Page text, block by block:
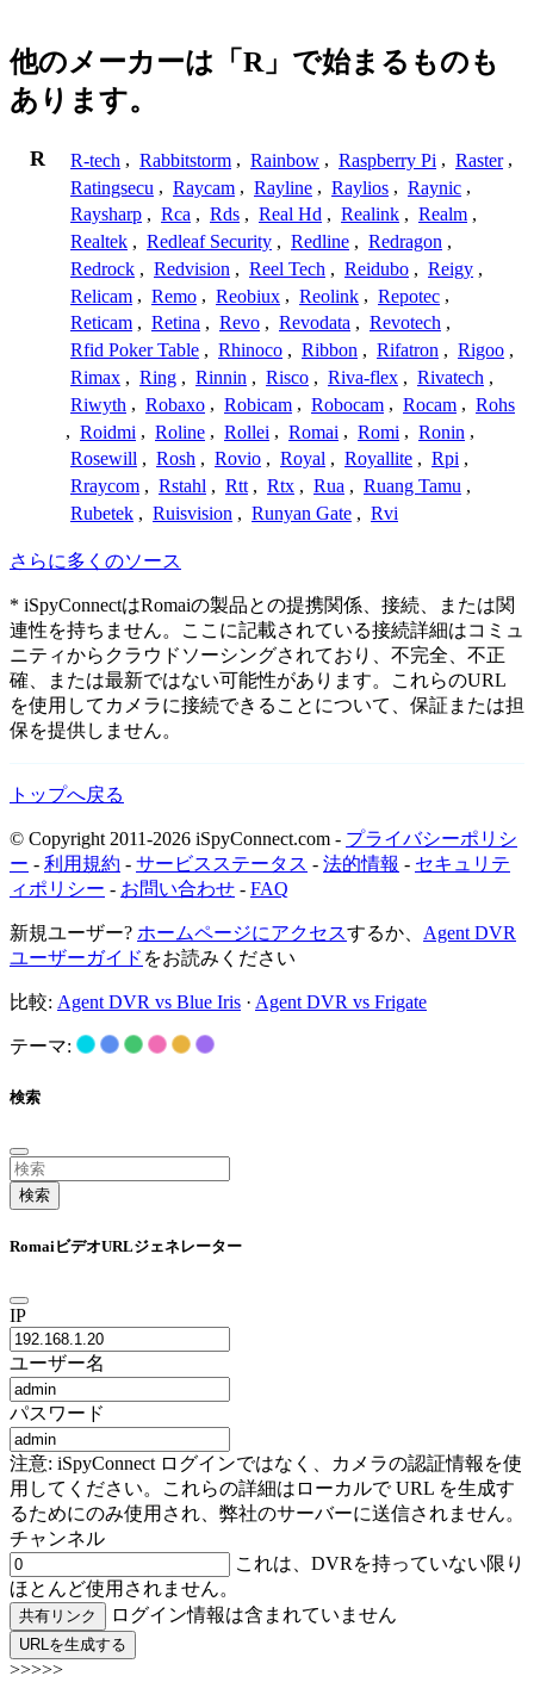
他のメーカーは「R」で始まるものも
あります。
R R-tech , Rabbitstorm , Rainbow , Raspberry Pi , Raster ,
Ratingsecu , Raycam , Rayline , Raylios , Raynic ,
Raysharp , Rca , Rds , Real Hd , Realink , Realm ,
Realtek , Redleaf Security , Redline , Redragon ,
Redrock , Redvision , Reel Tech , Reidubo , Reigy ,
Relicam , Remo , Reobiux , Reolink , Repotec ,
Reticam , Retina , Revo , Revodata , Revotech ,
Rfid Poker Table , Rhinoco , Ribbon , Rifatron , Rigoo ,
Rimax , Ring , Rinnin , Risco , Riva-flex , Rivatech ,
Riwyth , Robaxo , Robicam , Robocam , Rocam , Rohs
, Roidmi , Roline , Rollei , Romai , Romi , Ronin ,
Rosewill , Rosh , Rovio , Royal , Royallite , Rpi ,
Rraycom , Rstahl , Rtt , Rtx , Rua , Ruang Tamu ,
Rubetek , Ruisvision , Runyan Gate , Rvi
さらに多くのソース
* iSpyConnectはRomaiの製品との提携関係、接続、または関
連性を持ちません。ここに記載されている接続詳細はコミュ
ニティからクラウドソーシングされており、不完全、不正
確、または最新ではない可能性があります。これらのURL
を使用してカメラに接続できることについて、保証または担
保を提供しません。
トップへ戻る
© Copyright 2011-2026 iSpyConnect.com - プライバシーポリシ
ー - 利用規約 - サービスステータス - 法的情報 - セキュリテ
ィポリシー - お問い合わせ - FAQ
新規ユーザー? ホームページにアクセスするか、 Agent DVR
ユーザーガイド をお読みください
比較: Agent DVR vs Blue Iris · Agent DVR vs Frigate
テーマ:
検索
検索
RomaiビデオURLジェネレーター
IP
ユーザー名
パスワード
注意: iSpyConnect ログインではなく、カメラの認証情報を使
用してください。これらの詳細はローカルで URL を生成す
るためにのみ使用され、弊社のサーバーに送信されません。
チャンネル
これは、DVRを持っていない限り
ほとんど使用されません。
共有リンク ログイン情報は含まれていません
URLを生成する
>>>>>